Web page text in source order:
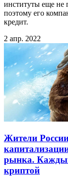
институты еще не
поэтому его
кредит.
2 апр. 2022
Жители
рынка.
криптой